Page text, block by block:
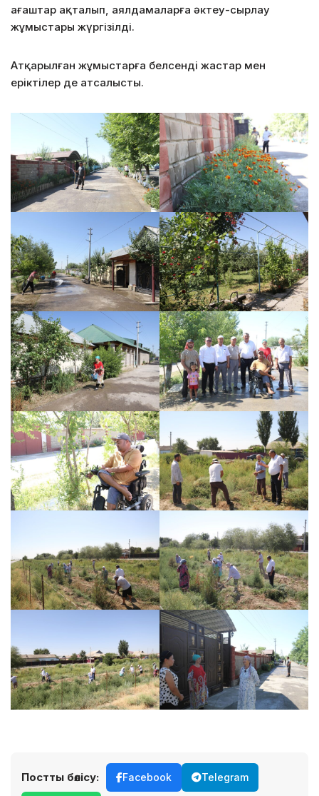
ағаштар ақталып, аялдамаларға әктеу-сырлау
жұмыстары жүргізілді.
Атқарылған жұмыстарға белсенді жастар мен
еріктілер де атсалысты.
Постты бөлісу: Facebook Telegram